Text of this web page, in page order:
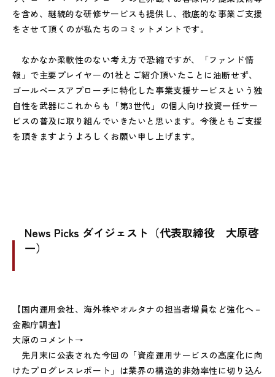
を含め、継続的な研修サービスも提供し、徹底的な事業ご支援
をさせて頂くのが私たちのコミットメントです。
なかなか柔軟性のない考え方で恐縮ですが、「ファンド情
報」で主要プレイヤーの1社とご紹介頂いたことに油断せず、
ゴールベースアプローチに特化した事業支援サービスという独
自性を武器にこれからも「第3世代」の個人向け投資一任サー
ビスの普及に取り組んでいきたいと思います。今後ともご支援
を頂きますようよろしくお願い申し上げます。
News Picks ダイジェスト（代表取締役 大原啓
一）
【国内運用会社、海外株やオルタナの担当者増員など強化へ－
金融庁調査】
大原のコメント→
先月末に公表された今回の「資産運用サービスの高度化に向
けたプログレスレポート」は業界の構造的非効率性に切り込ん